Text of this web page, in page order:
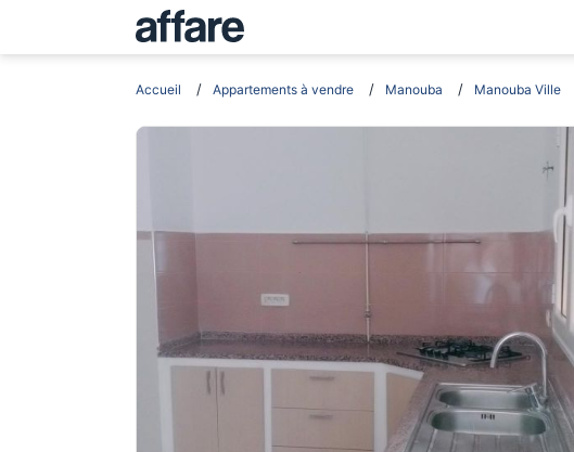
Accueil Appartements à vendre Manouba Manouba Ville